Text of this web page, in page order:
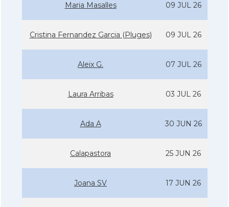
Maria Masalles 09 JUL 26
Cristina Fernandez Garcia (Pluges) 09 JUL 26
Aleix G. 07 JUL 26
Laura Arribas 03 JUL 26
Ada A 30 JUN 26
Calapastora 25 JUN 26
Joana SV 17 JUN 26